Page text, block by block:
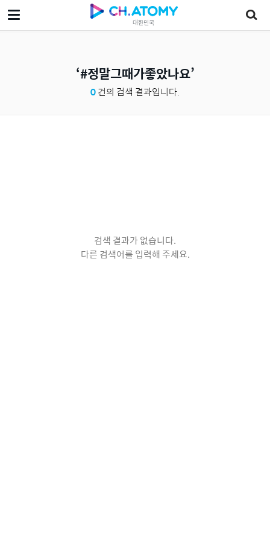
대한민국
#정말그때가좋았나요
0건의 검색 결과입니다.
검색 결과가 없습니다.
다른 검색어를 입력해 주세요.